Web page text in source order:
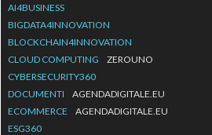
AI4BUSINESS
BIGDATA4INNOVATION
BLOCKCHAIN4INNOVATION
CLOUD COMPUTING
ZEROUNO
CYBERSECURITY360
DOCUMENTI
AGENDADIGITALE.EU
ECOMMERCE
AGENDADIGITALE.EU
ESG360